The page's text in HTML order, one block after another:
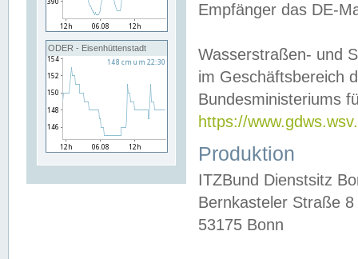
ODER - Eisenhüttenstadt
Empfänger das DE-
Wasserstraßen- und
im Geschäftsbereich
Bundesministeriums
https://
Produktion
ITZBund Dienstsitz
Bernkasteler Straße 8
53175 Bonn